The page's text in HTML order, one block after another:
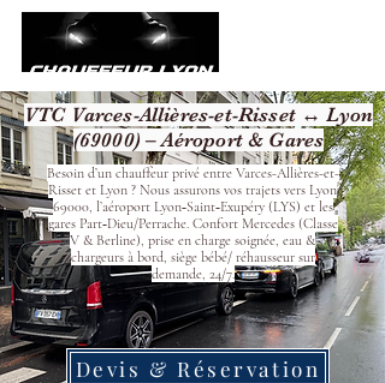
VTC Varces-Allières-et-Risset ↔ Lyon
(69000) – Aéroport & Gares
Besoin d’un chauffeur privé entre Varces-Allières-et-
Risset et Lyon ? Nous assurons vos trajets vers Lyon
69000, l’aéroport Lyon‑Saint‑Exupéry (LYS) et les
gares Part‑Dieu/Perrache. Confort Mercedes (Classe
V & Berline), prise en charge soignée, eau &
chargeurs à bord, siège bébé/ réhausseur sur
demande, 24/7.
Devis & Réservation